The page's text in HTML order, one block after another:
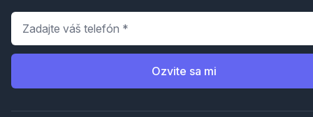
Telefón
Ozvite sa mi